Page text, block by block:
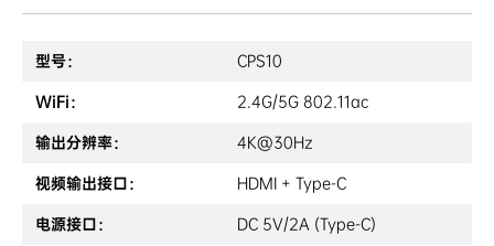
型号：
CPS10
WiFi：
2.4G/5G 802.11ac
输出分辨率：
4K@30Hz
视频输出接口：
HDMI + Type-C
电源接口：
DC 5V/2A (Type-C)